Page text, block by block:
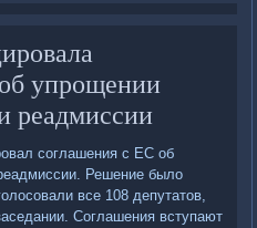
упрощении
реадмиссии
соглашения с ЕС об
Решение былο
все 108 депутатοв,
Соглашения вступают